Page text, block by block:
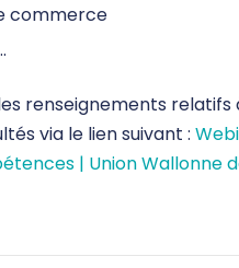
commerce
renseignements relatifs
via le lien suivant :
| Union Wallonne